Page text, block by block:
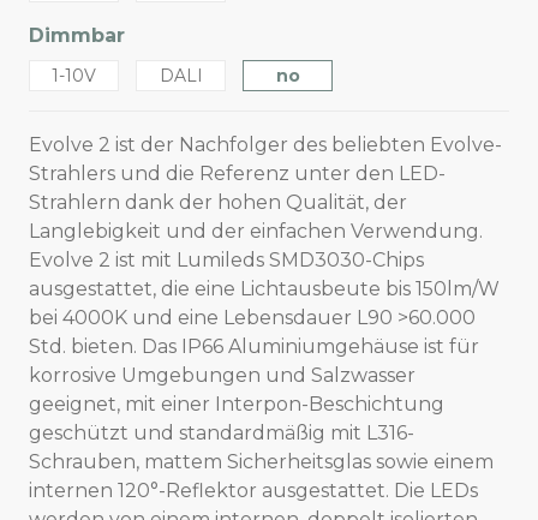
Dimmbar
1-10V DALI no
Evolve 2 ist der Nachfolger des beliebten Evolve-
Strahlers und die Referenz unter den LED-
Strahlern dank der hohen Qualität, der
Langlebigkeit und der einfachen Verwendung.
Evolve 2 ist mit Lumileds SMD3030-Chips
ausgestattet, die eine Lichtausbeute bis 150lm/W
bei 4000K und eine Lebensdauer L90 >60.000
Std. bieten. Das IP66 Aluminiumgehäuse ist für
korrosive Umgebungen und Salzwasser
geeignet, mit einer Interpon-Beschichtung
geschützt und standardmäßig mit L316-
Schrauben, mattem Sicherheitsglas sowie einem
internen 120°-Reflektor ausgestattet. Die LEDs